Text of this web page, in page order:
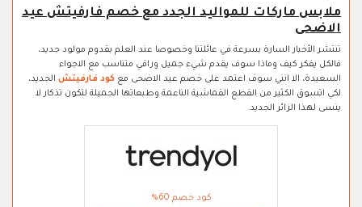
ملابس ماركات للمواليد الجدد مع خصم فارفيتش عيد
الاضحى
تنتشر الأخبار السارة بسرعة في عائلتنا وخصوصا عند العلم بقدوم مولود جديد،
فالكل يفكر كيف وماذا سوف يقدم شيء جميل وراقي متناسب مع الاجواء
السعيدة، الا انني سوف اعتمد على خصم عيد الاضحى مع كود فارفيتش الجديد،
لكي اتسوق الكثير من القطع القماشية الناعمة وطبعاتها الجميلة لتكون تذكار لا
ينسى لهذا الزائر الجديد.
كود خصم 60%